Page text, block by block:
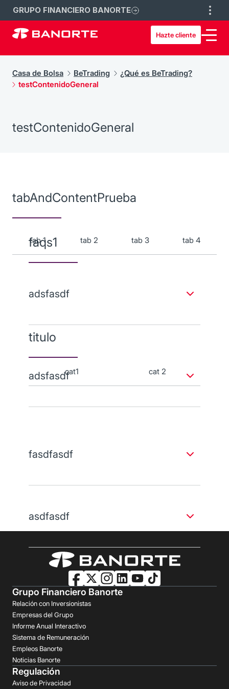
GRUPO FINANCIERO BANORTE
Hazte cliente
Casa de Bolsa BeTrading
¿Qué es BeTrading?
testContenidoGeneral
testContenidoGeneral
tabAndContentPrueba
tab 1 tab 2 tab 3 tab 4
faqs1
adsfasdf
titulo
cat1 cat 2
adsfasdf
fasdfasdf
asdfasdf
asdfasdf
Grupo Financiero Banorte
Relación con Inversionistas
Empresas del Grupo
Informe Anual Interactivo
Sistema de Remuneración
Empleos Banorte
Noticias Banorte
Regulación
Aviso de Privacidad